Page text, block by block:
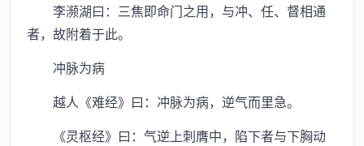
李濒湖曰：三焦即命门之用，与冲、任、督相通
者，故附着于此。
冲脉为病
越人《难经》曰：冲脉为病，逆气而里急。
《灵枢经》曰：气逆上刺膺中，陷下者与下胸动